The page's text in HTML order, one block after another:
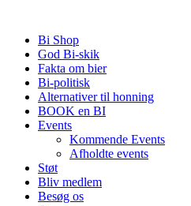
indholdBi Shop
God Bi-skik
Fakta om bier
Bi-politisk
Alternativer til honning
BOOK en BI
Events
Kommende Events
Afholdte events
Støt
Bliv medlem
Besøg os